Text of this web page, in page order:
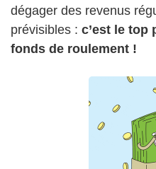
dégager des revenus
prévisibles : c’est le top
fonds de roulement !